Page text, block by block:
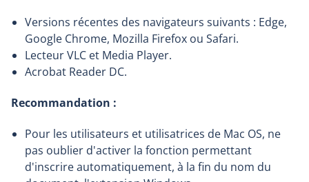
Versions récentes des navigateurs suivants : Edge,
Google Chrome, Mozilla Firefox ou Safari.
Lecteur VLC et Media Player.
Acrobat Reader DC.
Recommandation :
Pour les utilisateurs et utilisatrices de Mac OS, ne
pas oublier d'activer la fonction permettant
d'inscrire automatiquement, à la fin du nom du